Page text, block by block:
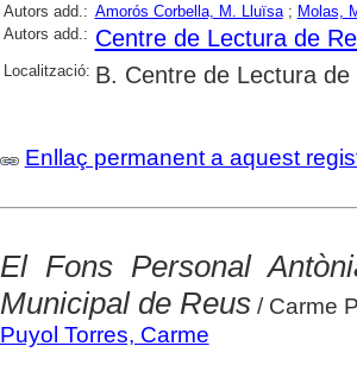
Autors add.: Amorós Corbella, M. Lluïsa; Molas,
Autors add.: Centre de Lectura de
Localització: B. Centre de Lectura de
Enllaç permanent a aquest
El Fons Personal
Municipal de Reus/ Carme
Puyol Torres, Carme